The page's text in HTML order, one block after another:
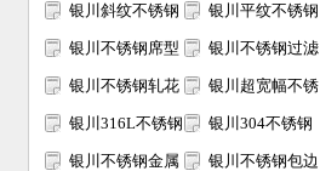
网 网
银川斜纹不锈钢
网
银川平纹不锈钢
网
银川不锈钢席型
网
银川不锈钢过滤
网
银川不锈钢轧花
网
银川超宽幅不锈
钢网
银川316L不锈钢
网
银川304不锈钢
电焊网
银川不锈钢金属 银川不锈钢包边